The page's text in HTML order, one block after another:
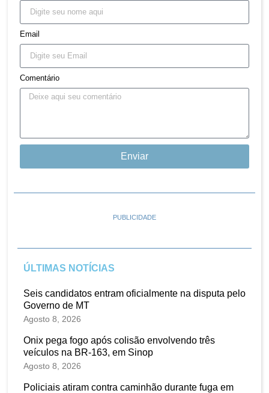
Email
Comentário
Enviar
PUBLICIDADE
ÚLTIMAS NOTÍCIAS
Seis candidatos entram oficialmente na disputa pelo
Governo de MT
Agosto 8, 2026
Onix pega fogo após colisão envolvendo três
veículos na BR-163, em Sinop
Agosto 8, 2026
Policiais atiram contra caminhão durante fuga em